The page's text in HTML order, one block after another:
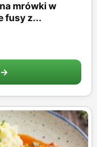
mrówki w
fusy z...
→